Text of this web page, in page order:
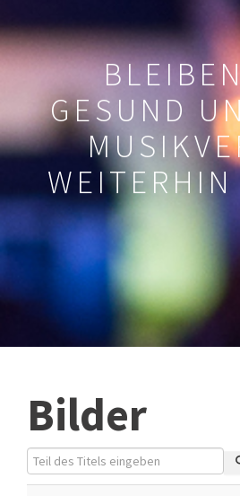
GESUND
Bilder
Teil des Titels eingeben